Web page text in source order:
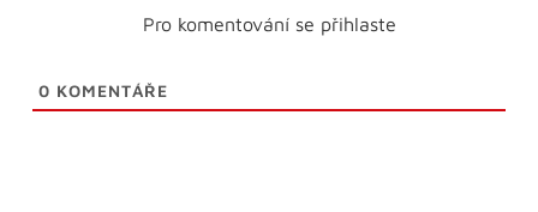
Pro komentování se přihlaste
0 KOMENTÁŘE